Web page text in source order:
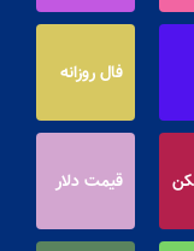
فال روزانه
قیمت دلار